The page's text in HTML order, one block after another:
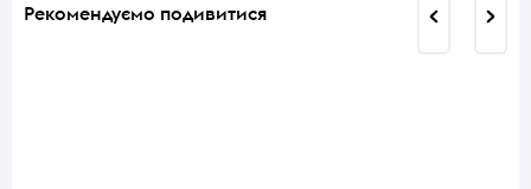
Рекомендуємо подивитися